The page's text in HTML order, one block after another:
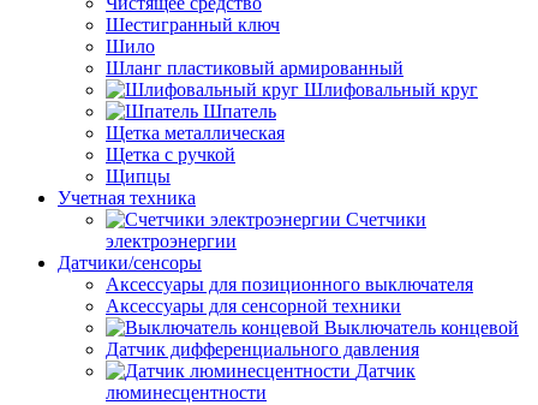
Шестигранный ключ
Шило
Шланг пластиковый армированный
Шлифовальный круг
Шпатель
Щетка металлическая
Щетка с ручкой
Щипцы
Учетная техника
Счетчики
электроэнергии
Датчики/сенсоры
Аксессуары для позиционного выключателя
Аксессуары для сенсорной техники
Выключатель концевой
Датчик дифференциального давления
Датчик
люминесцентности